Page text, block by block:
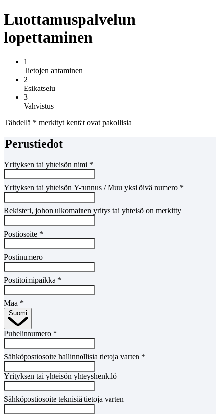
Luottamuspalvelun
lopettaminen
1
Tietojen antaminen
2
Esikatselu
3
Vahvistus
Tähdellä * merkityt kentät ovat pakollisia
Perustiedot
Yrityksen tai yhteisön nimi *
Yrityksen tai yhteisön Y-tunnus / Muu yksilöivä numero *
Rekisteri, johon ulkomainen yritys tai yhteisö on merkitty
Postiosoite *
Postinumero
Postitoimipaikka *
Maa *
Puhelinnumero *
Sähköpostiosoite hallinnollisia tietoja varten *
Yrityksen tai yhteisön yhteyshenkilö
Sähköpostiosoite teknisiä tietoja varten